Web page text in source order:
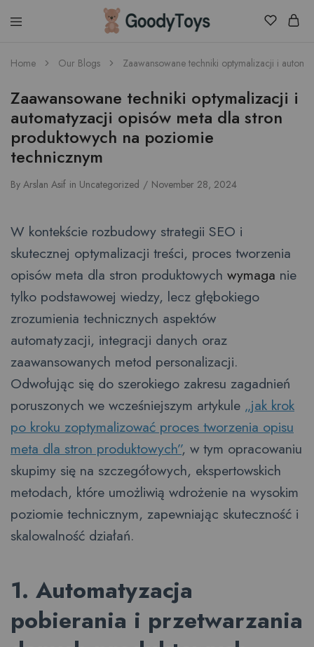
Children
Toys
Home Our Blogs Zaawansowane techniki optymalizacji i
Zaawansowane techniki optymalizacji i
automatyzacji opisów meta dla stron
produktowych na poziomie
technicznym
By Arslan Asif in Uncategorized November 28, 2024
W kontekście rozbudowy strategii SEO i
skutecznej optymalizacji treści, proces tworzenia
opisów meta dla stron produktowych wymaga nie
tylko podstawowej wiedzy, lecz głębokiego
zrozumienia technicznych aspektów
automatyzacji, integracji danych oraz
zaawansowanych metod personalizacji.
Odwołując się do szerokiego zakresu zagadnień
poruszonych we wcześniejszym artykule „jak krok
po kroku zoptymalizować proces tworzenia opisu
meta dla stron produktowych”, w tym opracowaniu
skupimy się na szczegółowych, ekspertowskich
metodach, które umożliwią wdrożenie na wysokim
poziomie technicznym, zapewniając skuteczność i
skalowalność działań.
1. Automatyzacja
pobierania i przetwarzania